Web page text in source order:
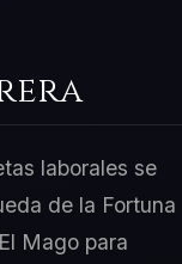
laborales se
de la Fortuna
Mago para